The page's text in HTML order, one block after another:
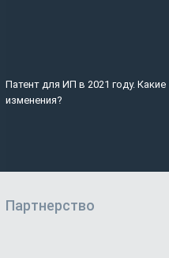
Патент для ИП в 2021 году. Какие
изменения?
Партнерство